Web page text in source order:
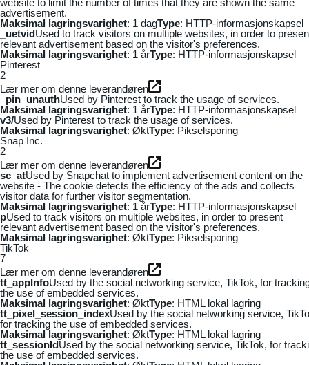
advertisement.
Maksimal lagringsvarighet: 1 dagType: HTTP-informasjonskapsel
_uetvidUsed to track visitors on multiple websites, in order to
relevant advertisement based on the visitor's preferences.
Maksimal lagringsvarighet: 1 årType: HTTP-informasjonskapsel
Pinterest
2
Lær mer om denne leverandøren
_pin_unauthUsed by Pinterest to track the usage of services.
Maksimal lagringsvarighet: 1 årType: HTTP-informasjonskapsel
v3/Used by Pinterest to track the usage of services.
Maksimal lagringsvarighet: ØktType: Pikselsporing
Snap Inc.
2
Lær mer om denne leverandøren
sc_atUsed by Snapchat to implement advertisement content on the
website - The cookie detects the efficiency of the ads and collects
visitor data for further visitor segmentation.
Maksimal lagringsvarighet: 1 årType: HTTP-informasjonskapsel
pUsed to track visitors on multiple websites, in order to present
relevant advertisement based on the visitor's preferences.
Maksimal lagringsvarighet: ØktType: Pikselsporing
TikTok
7
Lær mer om denne leverandøren
tt_appInfoUsed by the social networking service, TikTok, for
the use of embedded services.
Maksimal lagringsvarighet: ØktType: HTML lokal lagring
tt_pixel_session_indexUsed by the social networking service,
for tracking the use of embedded services.
Maksimal lagringsvarighet: ØktType: HTML lokal lagring
tt_sessionIdUsed by the social networking service, TikTok, for
the use of embedded services.